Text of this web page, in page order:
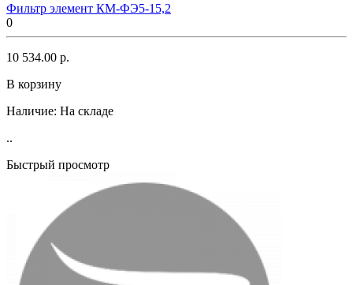
Фильтр элемент КМ-ФЭ5-15,2
0
10 534.00 р.
В корзину
Наличие: На складе
..
Быстрый просмотр